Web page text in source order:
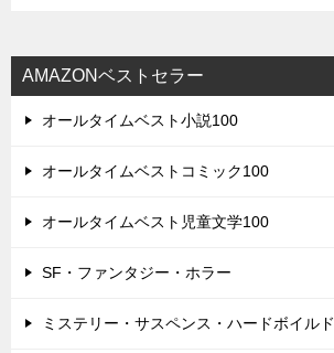
AMAZONベストセラー
オールタイムベスト小説100
オールタイムベストコミック100
オールタイムベスト児童文学100
SF・ファンタジー・ホラー
ミステリー・サスペンス・ハードボイルド